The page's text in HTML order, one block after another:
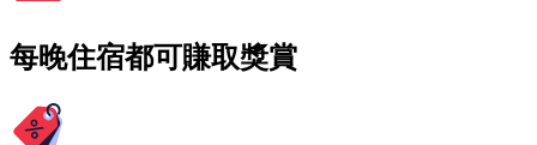
每晚住宿都可賺取獎賞